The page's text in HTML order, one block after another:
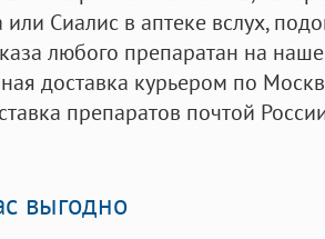
Сиалис в аптеке вслух,
любого препаратан на
доставка курьером по
препаратов почтой
выгодно